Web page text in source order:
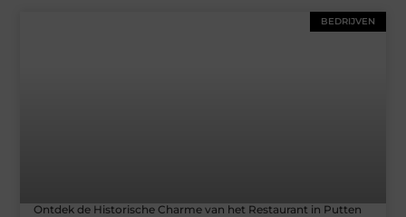
BEDRIJVEN
Ontdek de Historische Charme van het Restaurant in Putten